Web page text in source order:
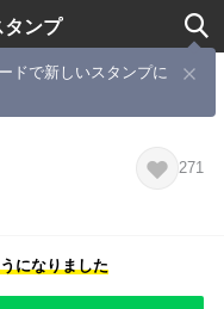
タンプ
ドで新しいスタンプに
ダ
271
になりました